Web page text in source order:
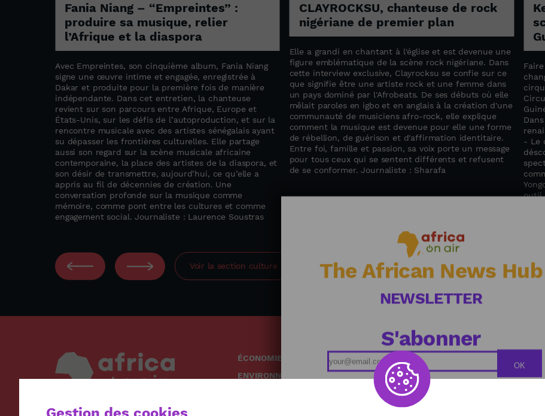
Fania Niang – “Empreintes” :
produire sa musique, relier
l’Afrique et la diaspora
Avec Empreintes, son cinquième album, Fania Niang
signe une œuvre intime et engagée, enregistrée à
Dakar et produite pour la première fois de manière
indépendante. Dans cet entretien, la chanteuse
revient sur son parcours entre Afrique, Europe et
États-Unis, sur les défis de l’autoproduction, et sur la
rencontre musicale avec des artistes sénégalais ayant
su dépasser les frontières culturelles. Elle partage
aussi son regard sur la scène musicale africaine
contemporaine, la place des artistes de la diaspora, et
son désir de transmettre, aujourd’hui, ce qu’elle a
appris au fil de décennies de création. Une
conversation profonde sur la musique comme
mémoire, comme pont entre les cultures et comme
engagement social. Journaliste : Laurence Soustras
CLAYROCKSU, chanteuse de rock
nigériane de premier plan
Elle a grandi en chantant à l'église et est devenue une
figure emblématique de la scène rock nigériane. Dans
cette interview exclusive, Clayrocksu se confie sur ce
que signifie être une artiste rock et une femme dans
un pays dominé par l'Afrobeats. De ses débuts où elle
mêlait paroles en igbo et en anglais à la création d'une
communauté de musiciens afro-rock, elle explique
comment la musique est devenue pour elle une forme
de rébellion, de guérison et d'affirmation identitaire.
Entre foi, famille et passion, sa voix porte un message
pour tous ceux qui se sentent différents et refusent
de se conformer. Journaliste : Sharafa
- Le
outil
Voir la section culture
ÉCONOMIE
ENVIRONNEMENT
Podcasts
Replays
Grille des émissions
The African News Hub
NEWSLETTER
S'abonner
OK